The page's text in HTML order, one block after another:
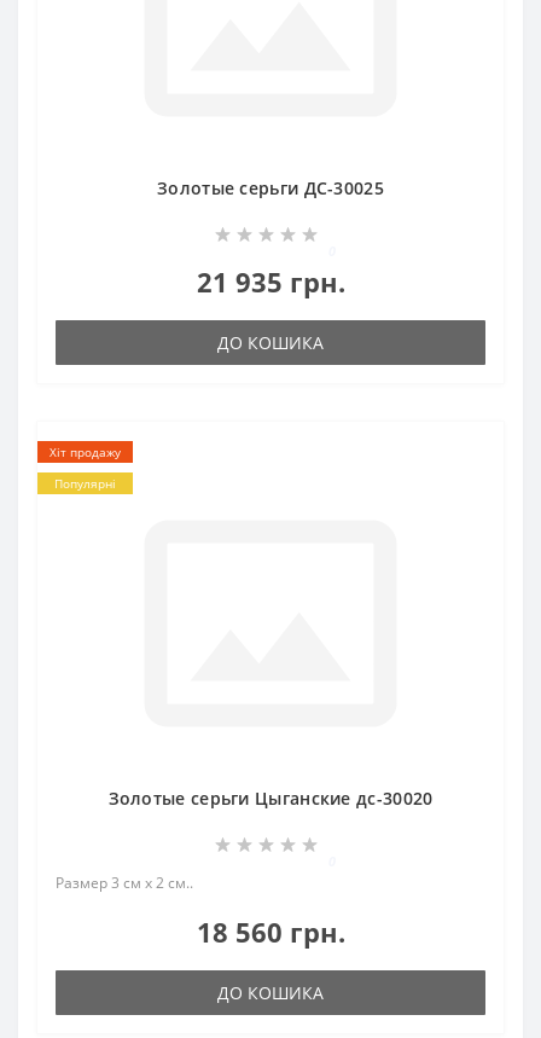
Золотые серьги ДС-30025
21 935 грн.
ДО КОШИКА
Хіт продажу
Популярні
Золотые серьги Цыганские дс-30020
Размер 3 см х 2 см..
18 560 грн.
ДО КОШИКА